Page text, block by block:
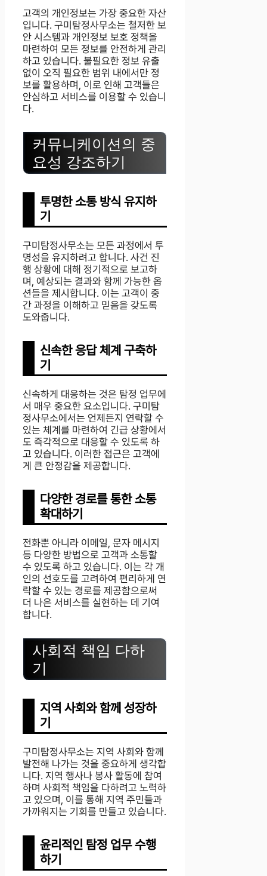
고객의 개인정보는 가장 중요한 자산
입니다. 구미탐정사무소는 철저한 보
안 시스템과 개인정보 보호 정책을
마련하여 모든 정보를 안전하게 관리
하고 있습니다. 불필요한 정보 유출
없이 오직 필요한 범위 내에서만 정
보를 활용하며, 이로 인해 고객들은
안심하고 서비스를 이용할 수 있습니
다.
커뮤니케이션의 중
요성 강조하기
투명한 소통 방식 유지하
기
구미탐정사무소는 모든 과정에서 투
명성을 유지하려고 합니다. 사건 진
행 상황에 대해 정기적으로 보고하
며, 예상되는 결과와 함께 가능한 옵
션들을 제시합니다. 이는 고객이 중
간 과정을 이해하고 믿음을 갖도록
도와줍니다.
신속한 응답 체계 구축하
기
신속하게 대응하는 것은 탐정 업무에
서 매우 중요한 요소입니다. 구미탐
정사무소에서는 언제든지 연락할 수
있는 체계를 마련하여 긴급 상황에서
도 즉각적으로 대응할 수 있도록 하
고 있습니다. 이러한 접근은 고객에
게 큰 안정감을 제공합니다.
다양한 경로를 통한 소통
확대하기
전화뿐 아니라 이메일, 문자 메시지
등 다양한 방법으로 고객과 소통할
수 있도록 하고 있습니다. 이는 각 개
인의 선호도를 고려하여 편리하게 연
락할 수 있는 경로를 제공함으로써
더 나은 서비스를 실현하는 데 기여
합니다.
사회적 책임 다하
기
지역 사회와 함께 성장하
기
구미탐정사무소는 지역 사회와 함께
발전해 나가는 것을 중요하게 생각합
니다. 지역 행사나 봉사 활동에 참여
하며 사회적 책임을 다하려고 노력하
고 있으며, 이를 통해 지역 주민들과
가까워지는 기회를 만들고 있습니다.
윤리적인 탐정 업무 수행
하기